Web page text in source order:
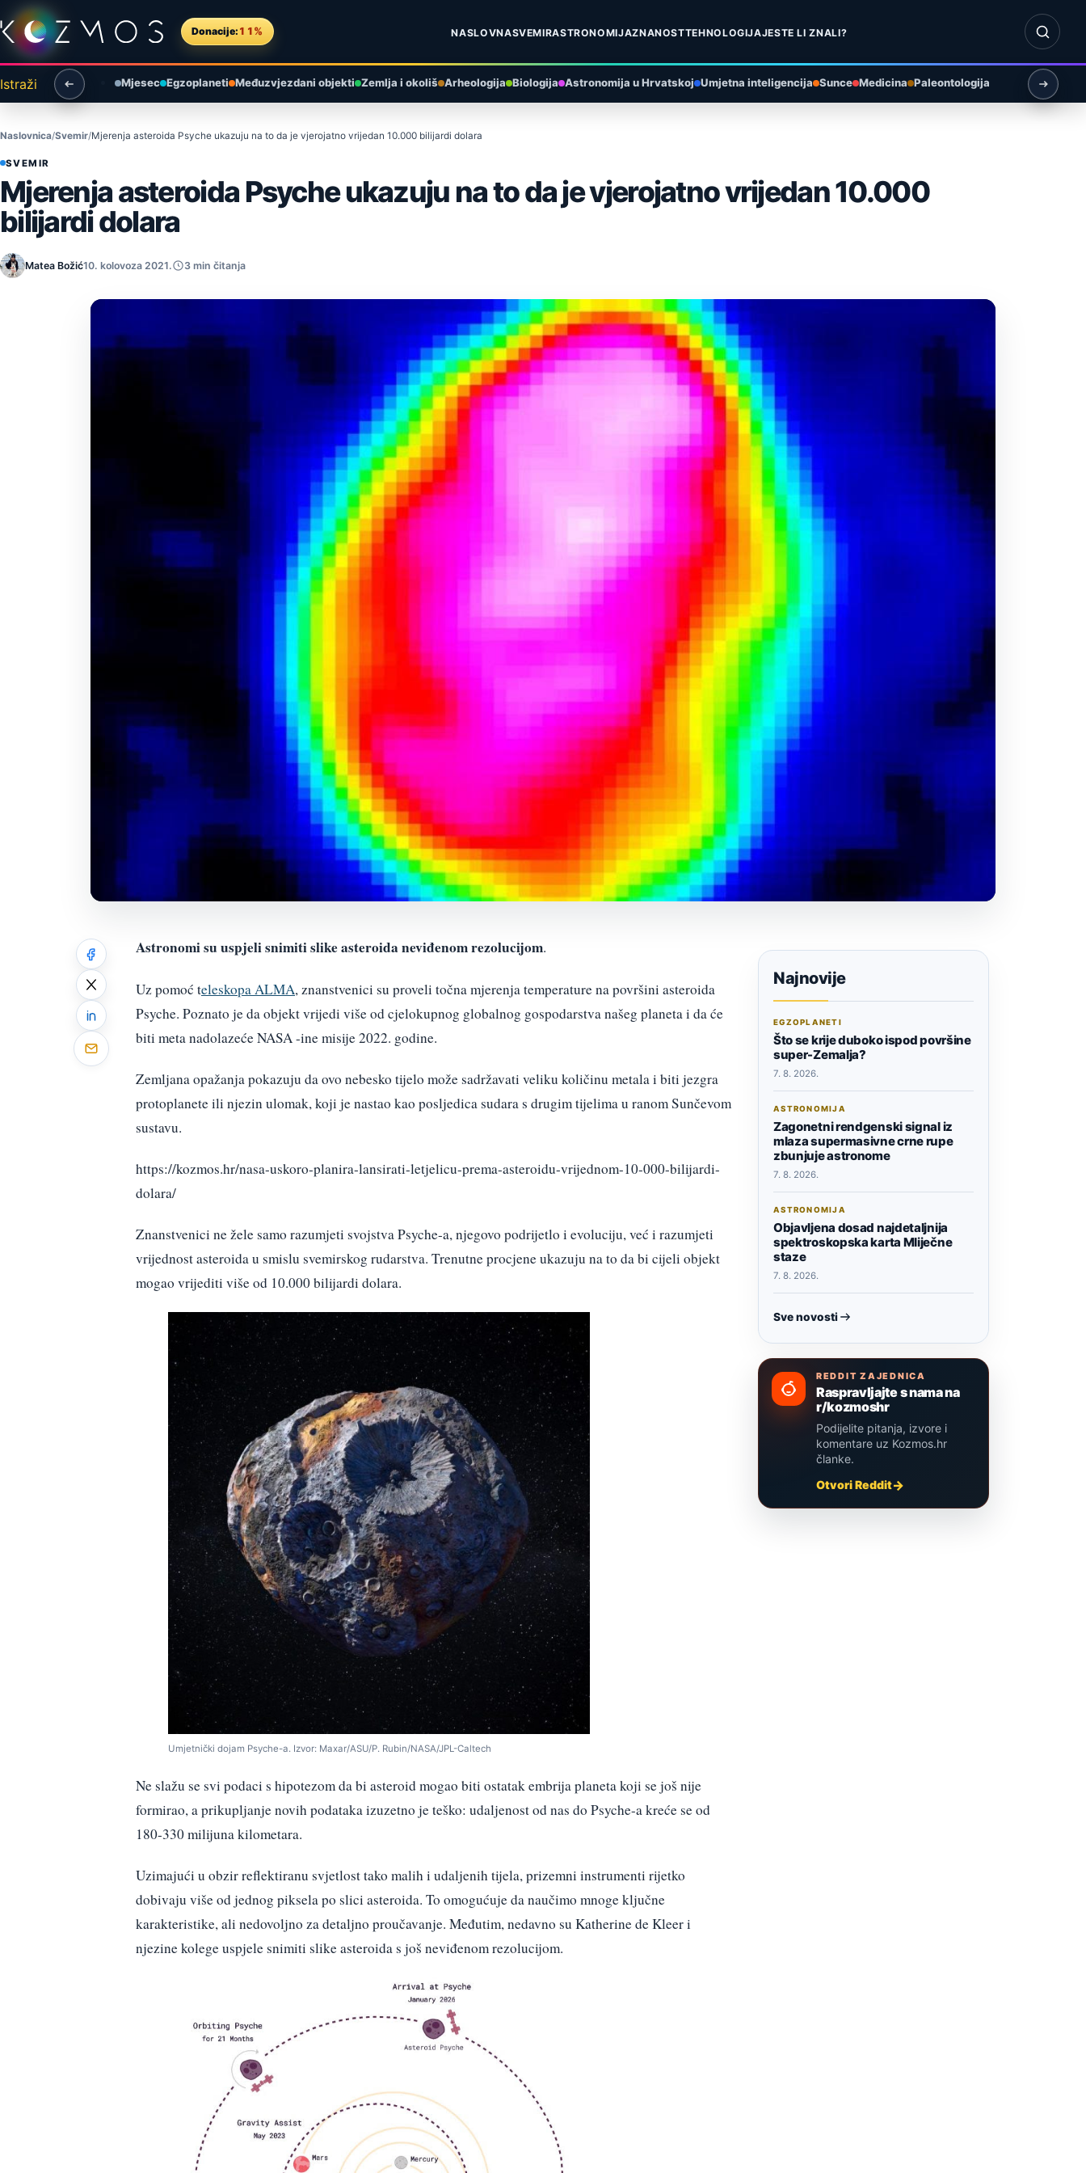
Preskoči na sadržaj
Donacije: 11% NASLOVNASVEMIRASTRONOMIJAZNANOSTTEHNOLOGIJAJESTE LI ZNALI?
Otvori
Istraži Mjesec Egzoplaneti Međuzvjezdani objekti Zemlja i okoliš Arheologija Biologija Astronomija u Hrvatskoj Umjetna inteligencija Sunce Medicina Paleontologija
Naslovnica Svemir Mjerenja asteroida Psyche ukazuju na to da je vjerojatno vrijedan 10.000 bilijardi dolara
SVEMIR
Mjerenja asteroida Psyche ukazuju na to da je vjerojatno vrijedan 10.000
bilijardi dolara
Matea Božić10. kolovoza 2021. 3 min čitanja
Astronomi su uspjeli snimiti slike asteroida neviđenom rezolucijom.
Uz pomoć teleskopa ALMA, znanstvenici su proveli točna mjerenja temperature na površini asteroida
Psyche. Poznato je da objekt vrijedi više od cjelokupnog globalnog gospodarstva našeg planeta i da će
biti meta nadolazeće NASA -ine misije 2022. godine.
Zemljana opažanja pokazuju da ovo nebesko tijelo može sadržavati veliku količinu metala i biti jezgra
protoplanete ili njezin ulomak, koji je nastao kao posljedica sudara s drugim tijelima u ranom Sunčevom
sustavu.
https://kozmos.hr/nasa-uskoro-planira-lansirati-letjelicu-prema-asteroidu-vrijednom-10-000-bilijardi-
dolara/
Znanstvenici ne žele samo razumjeti svojstva Psyche-a, njegovo podrijetlo i evoluciju, već i razumjeti
vrijednost asteroida u smislu svemirskog rudarstva. Trenutne procjene ukazuju na to da bi cijeli objekt
mogao vrijediti više od 10.000 bilijardi dolara.
Umjetnički dojam Psyche-a. Izvor: Maxar/ASU/P. Rubin/NASA/JPL-Caltech
Ne slažu se svi podaci s hipotezom da bi asteroid mogao biti ostatak embrija planeta koji se još nije
formirao, a prikupljanje novih podataka izuzetno je teško: udaljenost od nas do Psyche-a kreće se od
180-330 milijuna kilometara.
Uzimajući u obzir reflektiranu svjetlost tako malih i udaljenih tijela, prizemni instrumenti rijetko
dobivaju više od jednog piksela po slici asteroida. To omogućuje da naučimo mnoge ključne
karakteristike, ali nedovoljno za detaljno proučavanje. Međutim, nedavno su Katherine de Kleer i
njezine kolege uspjele snimiti slike asteroida s još neviđenom rezolucijom.
Najnovije
EGZOPLANETI
Što se krije duboko ispod površine
super-Zemalja?
7. 8. 2026.
ASTRONOMIJA
Zagonetni rendgenski signal iz
mlaza supermasivne crne rupe
zbunjuje astronome
7. 8. 2026.
ASTRONOMIJA
Objavljena dosad najdetaljnija
spektroskopska karta Mliječne
staze
7. 8. 2026.
Sve novosti
REDDIT ZAJEDNICA
Raspravljajte s nama na
r/kozmoshr
Podijelite pitanja, izvore i
komentare uz Kozmos.hr
članke.
Otvori Reddit